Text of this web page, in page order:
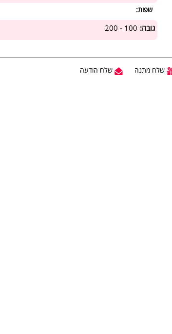
שפות:
גובה: 100 - 200
שלח מתנה שלח הודעה